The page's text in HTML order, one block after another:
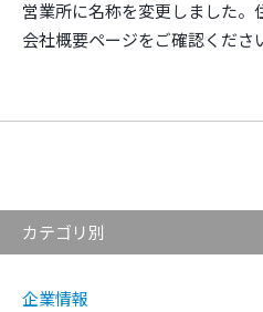
営業所に名称を変更しました
会社概要ページをご確認くださ
カテゴリ別
企業情報